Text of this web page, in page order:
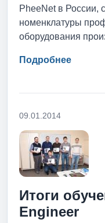
PheeNet в России,
номенклатуры
оборудования
Подробнее
09.01.2014
Итоги
Engineer